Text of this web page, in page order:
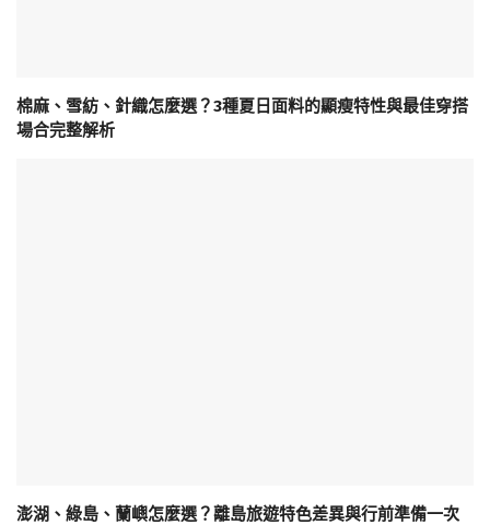
棉麻、雪紡、針織怎麼選？3種夏日面料的顯瘦特性與最佳穿搭
場合完整解析
澎湖、綠島、蘭嶼怎麼選？離島旅遊特色差異與行前準備一次